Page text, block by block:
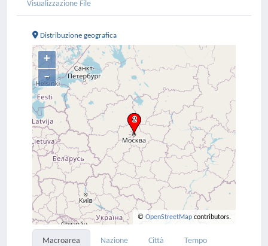
Visualizzazione File
Distribuzione geografica
+
–
© OpenStreetMap contributors.
Macroarea Nazione Città Tempo